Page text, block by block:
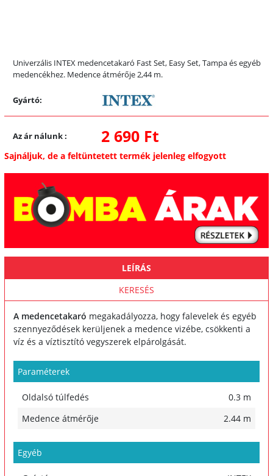
Univerzális INTEX medencetakaró Fast Set, Easy Set, Tampa és egyéb
medencékhez. Medence átmérője 2,44 m.
Gyártó:
Az ár nálunk: 2 690 Ft
Sajnáljuk, de a feltüntetett termék jelenleg elfogyott
LEÍRÁS
KERESÉS
A medencetakaró megakadályozza, hogy falevelek és egyéb
szennyeződések kerüljenek a medence vizébe, csökkenti a
víz és a víztisztító vegyszerek elpárolgását.
Paraméterek
Oldalsó túlfedés
0.3 m
Medence átmérője
2.44 m
Egyéb